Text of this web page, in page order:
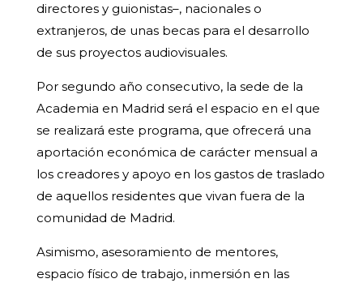
directores y guionistas–, nacionales o
extranjeros, de unas becas para el desarrollo
de sus proyectos audiovisuales.
Por segundo año consecutivo, la sede de la
Academia en Madrid será el espacio en el que
se realizará este programa, que ofrecerá una
aportación económica de carácter mensual a
los creadores y apoyo en los gastos de traslado
de aquellos residentes que vivan fuera de la
comunidad de Madrid.
Asimismo, asesoramiento de mentores,
espacio físico de trabajo, inmersión en las